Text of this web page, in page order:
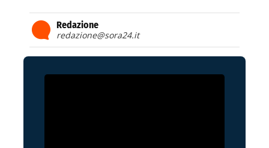
Redazione
redazione@sora24.it